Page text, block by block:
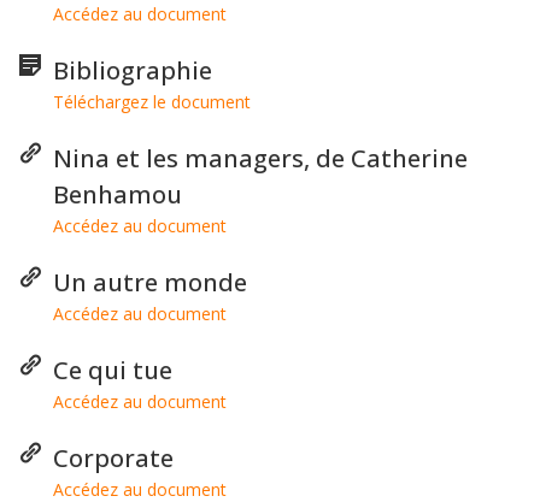
Accédez au document
Bibliographie
Téléchargez le document
Nina et les managers, de Catherine
Benhamou
Accédez au document
Un autre monde
Accédez au document
Ce qui tue
Accédez au document
Corporate
Accédez au document